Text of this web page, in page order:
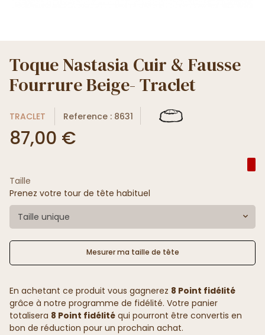
Toque Nastasia Cuir & Fausse
Fourrure Beige- Traclet
TRACLET Reference : 8631
87,00 €
Taille
Prenez votre tour de tête habituel
Taille unique
Mesurer ma taille de tête
En achetant ce produit vous gagnerez 8 Point fidélité
grâce à notre programme de fidélité. Votre panier
totalisera 8 Point fidélité qui pourront être convertis en
bon de réduction pour un prochain achat.